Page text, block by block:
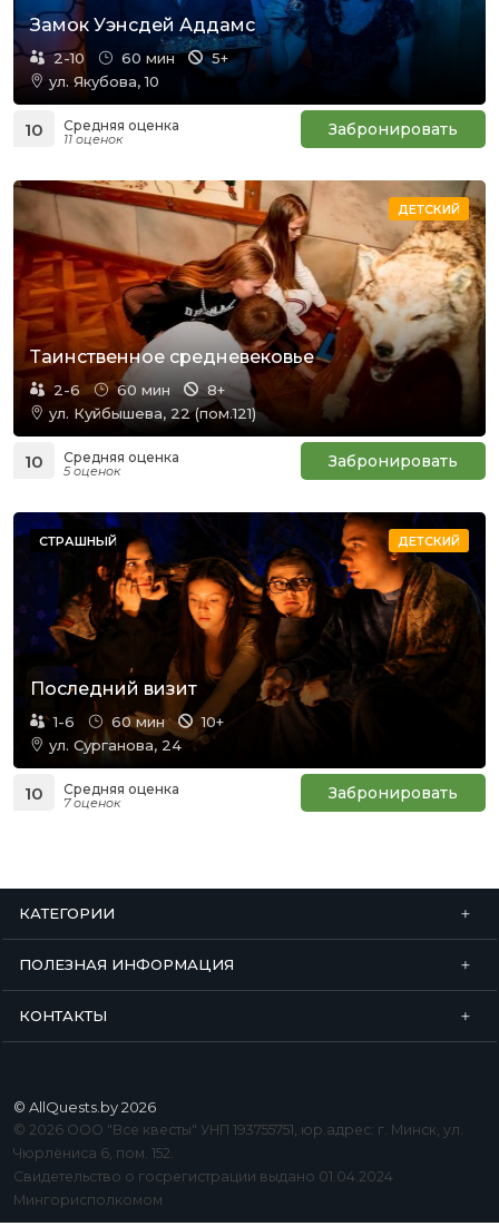
Замок Уэнсдей Аддамс
2-10 60 мин
5+
ул. Якубова, 10
10 Средняя оценка
11 оценок Забронировать
ДЕТСКИЙ
Таинственное средневековье
2-6 60 мин
8+
ул. Куйбышева, 22 (пом.121)
10 Средняя оценка
5 оценок Забронировать
ДЕТСКИЙ
СТРАШНЫЙ
Последний визит
1-6 60 мин
10+
ул. Сурганова, 24
10 Средняя оценка
7 оценок Забронировать
КАТЕГОРИИ
ПОЛЕЗНАЯ ИНФОРМАЦИЯ
КОНТАКТЫ
© AllQuests.by 2026
© 2026 ООО "Все квесты" УНП 193755751, юр.адрес: г. Минск, ул.
Чюрлёниса 6, пом. 152.
Свидетельство о госрегистрации выдано 01.04.2024
Мингорисполкомом